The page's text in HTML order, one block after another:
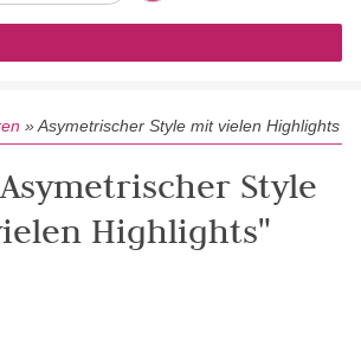
»Asymetrischer Style mit vielen Highlights
Style
Highlights"